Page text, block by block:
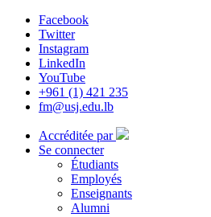
Facebook
Twitter
Instagram
LinkedIn
YouTube
+961 (1) 421 235
fm@usj.edu.lb
Accréditée par
Se connecter
Étudiants
Employés
Enseignants
Alumni